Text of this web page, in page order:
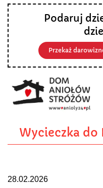
Podaruj
Przekaż
Wycieczka do
28.02.2026